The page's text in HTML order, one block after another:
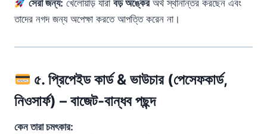
সেরা জন্য: খেলোয়াড় যারাবড় অঙ্কেরঅর্থ স্থানান্তর করছেন এবং
তাদের নগদ জন্য অপেক্ষা করতে আপত্তি করেন না।
৫. প্রিপেইড কার্ড & ভাউচার (পেসেফকার্ড,
নিওসার্ফ) – বাজেট-বান্ধব পছন্দ
কেন তারা চমৎকার: